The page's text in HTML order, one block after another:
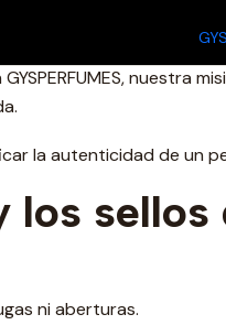
lujo. En un mercado
nuestra
la autenticidad de un
los
ni aberturas.